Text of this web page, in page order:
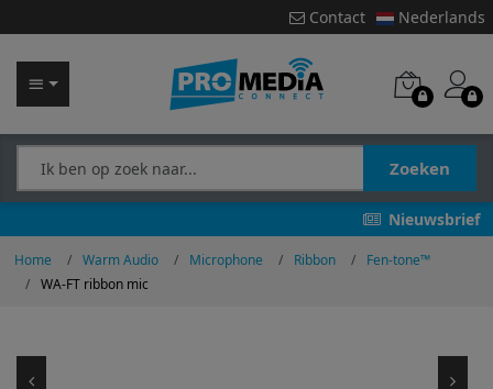
Contact Nederlands
Zoeken
Nieuwsbrief
Home Warm Audio Microphone Ribbon
Fen-tone™
WA-FT ribbon mic